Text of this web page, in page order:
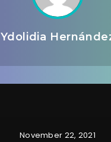
Ydolidia
November 22, 2021